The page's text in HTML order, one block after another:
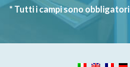
* Tutti i campi sono obbligatori